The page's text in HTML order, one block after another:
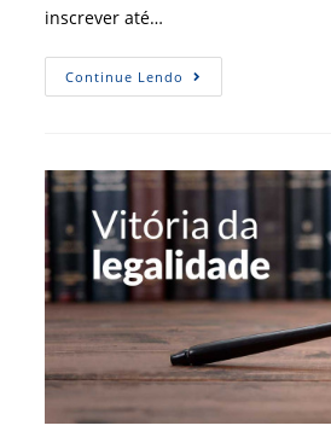
inscrever até…
Continue Lendo CFO
Prorroga
Concurso
Para
Administrador